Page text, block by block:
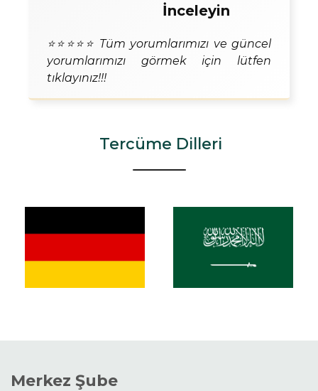
İnceleyin
⭐⭐⭐⭐⭐ Tüm yorumlarımızı ve güncel
yorumlarımızı görmek için lütfen
tıklayınız!!!
Tercüme Dilleri
Merkez Şube